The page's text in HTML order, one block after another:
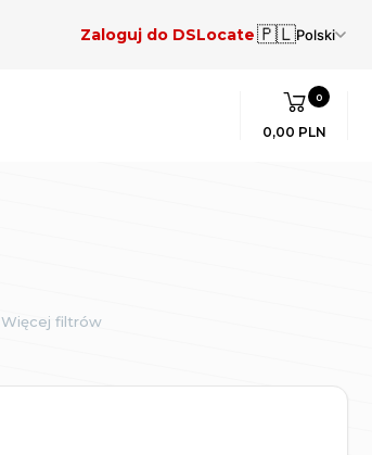
Zaloguj do DSLocate🇵🇱Polski
0
0,00 PLN
Więcej filtrów